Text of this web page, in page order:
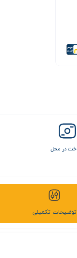
در محل
توضیحات تکمیلی